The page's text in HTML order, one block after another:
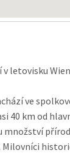
letovisku
ve
40 km od
množství